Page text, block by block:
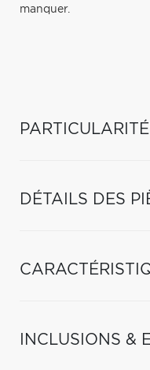
manquer.
DÉTAILS DES
INCLUSIONS &